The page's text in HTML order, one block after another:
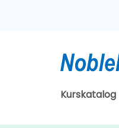
Kurskatalog